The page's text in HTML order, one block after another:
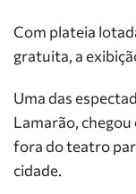
Com plateia
gratuita, a
Uma das
Lamarão,
fora do teatro
cidade.